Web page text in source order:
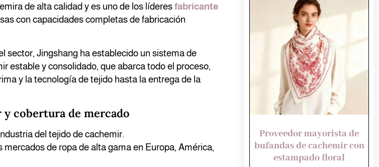
de alta calidad y es uno de los líderesfabricante
con capacidades completas de fabricación
sector, Jingshang ha establecido un sistema de
estable y consolidado, que abarca todo el proceso,
y la tecnología de tejido hasta la entrega de la
cobertura de mercado
del tejido de cachemir.
mercados de ropa de alta gama en Europa, América,
Proveedor mayorista de
bufandas de cachemir con
estampado floral